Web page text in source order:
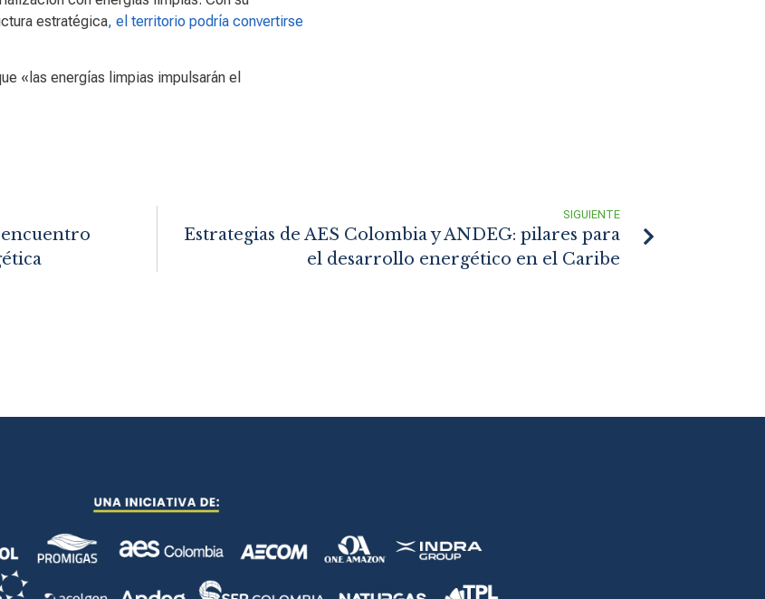
estratégica, el territorio podría convertirse
«las energías limpias impulsarán el
SIGUIENTE
Estrategias de AES Colombia y ANDEG: pilares para
el desarrollo energético en el Caribe